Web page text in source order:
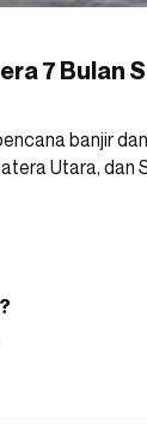
7 Bulan
banjir
Utara, dan